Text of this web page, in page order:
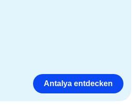
Antalya entdecken